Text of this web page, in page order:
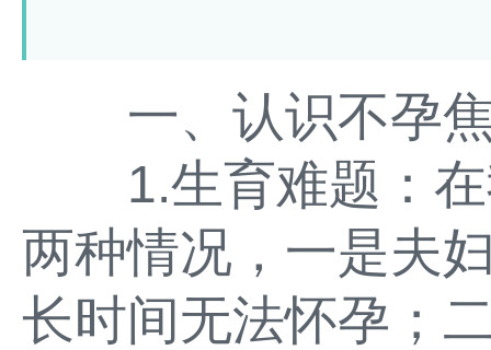
一、认识不孕焦
1.生育难题：在
两种情况，一是夫
长时间无法怀孕；